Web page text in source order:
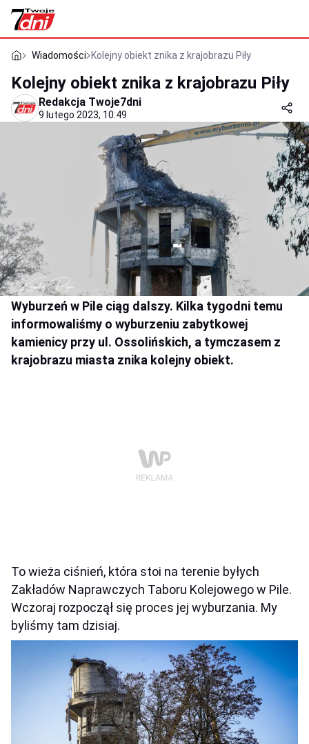
Wiadomości Kolejny obiekt znika z krajobrazu Piły
Kolejny obiekt znika z krajobrazu Piły
Redakcja Twoje7dni
9 lutego 2023, 10:49
Wyburzeń w Pile ciąg dalszy. Kilka tygodni temu
informowaliśmy o wyburzeniu zabytkowej
kamienicy przy ul. Ossolińskich, a tymczasem z
krajobrazu miasta znika kolejny obiekt.
To wieża ciśnień, która stoi na terenie byłych
Zakładów Naprawczych Taboru Kolejowego w Pile.
Wczoraj rozpoczął się proces jej wyburzania. My
byliśmy tam dzisiaj.